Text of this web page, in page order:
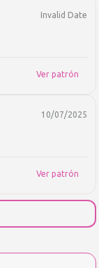
Invalid Date
Ver patrón
10/07/2025
Ver patrón